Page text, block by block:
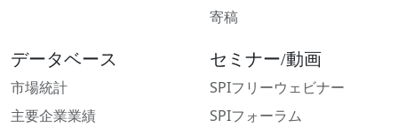
寄稿
データベース
市場統計
主要企業業績
セミナー/動画
SPIフリーウェビナー
SPIフォーラム